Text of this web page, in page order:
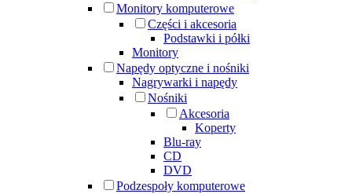
Monitory komputerowe
Części i akcesoria
Podstawki i półki
Monitory
Napędy optyczne i nośniki
Nagrywarki i napędy
Nośniki
Akcesoria
Koperty
Blu-ray
CD
DVD
Podzespoły komputerowe